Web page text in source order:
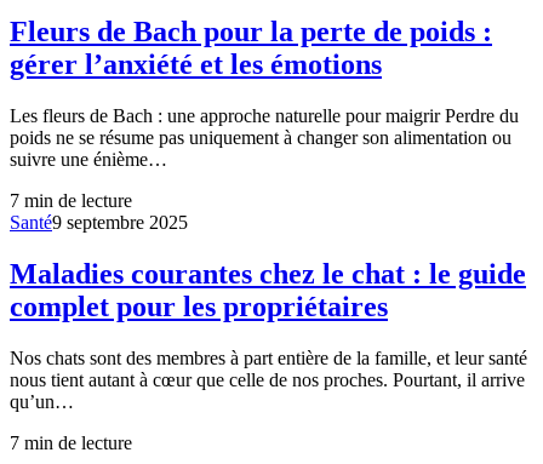
Fleurs de Bach pour la perte de poids :
gérer l’anxiété et les émotions
Les fleurs de Bach : une approche naturelle pour maigrir Perdre du
poids ne se résume pas uniquement à changer son alimentation ou
suivre une énième…
7 min de lecture
Santé9 septembre 2025
Maladies courantes chez le chat : le guide
complet pour les propriétaires
Nos chats sont des membres à part entière de la famille, et leur santé
nous tient autant à cœur que celle de nos proches. Pourtant, il arrive
qu’un…
7 min de lecture